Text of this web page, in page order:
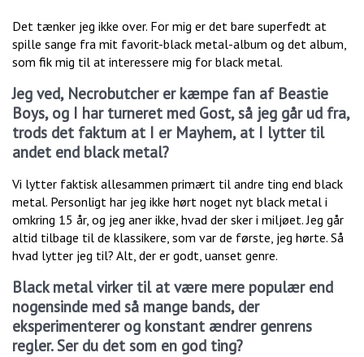
Det tænker jeg ikke over. For mig er det bare superfedt at
spille sange fra mit favorit-black metal-album og det album,
som fik mig til at interessere mig for black metal.
Jeg ved, Necrobutcher er kæmpe fan af Beastie
Boys, og I har turneret med Gost, så jeg går ud fra,
trods det faktum at I er Mayhem, at I lytter til
andet end black metal?
Vi lytter faktisk allesammen primært til andre ting end black
metal. Personligt har jeg ikke hørt noget nyt black metal i
omkring 15 år, og jeg aner ikke, hvad der sker i miljøet. Jeg går
altid tilbage til de klassikere, som var de første, jeg hørte. Så
hvad lytter jeg til? Alt, der er godt, uanset genre.
Black metal virker til at være mere populær end
nogensinde med så mange bands, der
eksperimenterer og konstant ændrer genrens
regler. Ser du det som en god ting?